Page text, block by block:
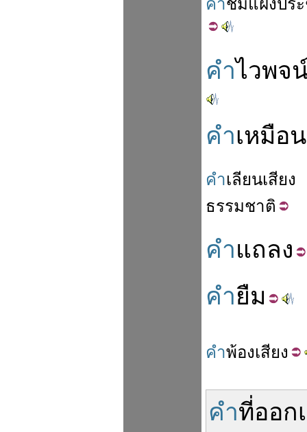
คำชมแฝงปร
คำไวพจ
คำเหมือน
คำเลียนเสียง
ธรรมชาติ
คำแถลง
คำยืม
คำพ้องเสียง
คำที่ออก